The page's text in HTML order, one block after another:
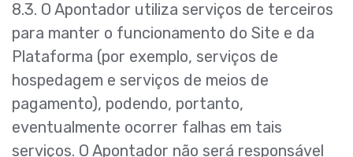
8.3. O Apontador utiliza serviços de terceiros
para manter o funcionamento do Site e da
Plataforma (por exemplo, serviços de
hospedagem e serviços de meios de
pagamento), podendo, portanto,
eventualmente ocorrer falhas em tais
serviços. O Apontador não será responsável